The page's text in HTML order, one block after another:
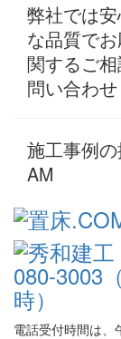
弊社では
な品質で
関するご
問い合わせ
施工事例
AM
電話受付時間は、